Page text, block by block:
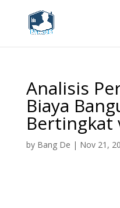
Analisis
Biaya
Bertingkat
by Bang De | Nov 21,